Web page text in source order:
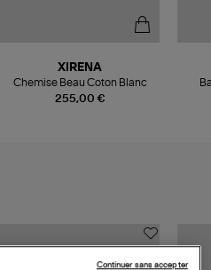
255,00 €
XIRENA
Chemise Beau Coton Blanc
Continuer sans accepter